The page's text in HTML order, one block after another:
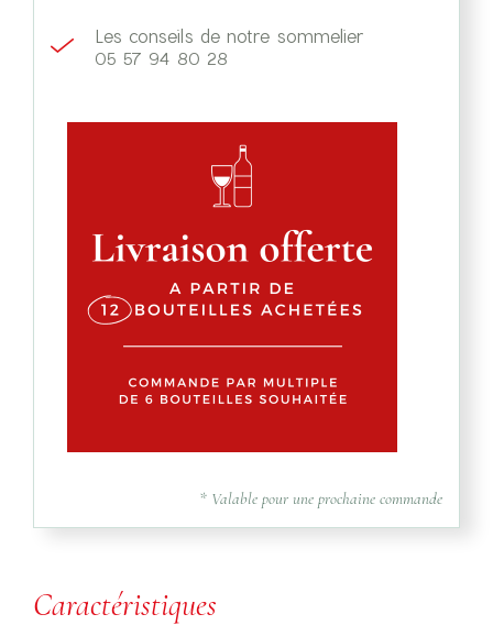
Les conseils de notre sommelier
05 57 94 80 28
* Valable pour une prochaine commande
Caractéristiques